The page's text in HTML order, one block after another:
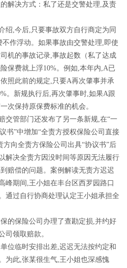
解决方式：私了还是交警处理,及责
绍,今后,只要事故双方自行商定为同
作浮动。如果事故由交警处理,即使
机的事故记录,事故起数（私了达成
保费就上浮10%。例如,本年内,A已
照此前的规定,只要A再次肇事并承
。新规执行后,再次肇事时,如果A跟
次保持原保费标准的机会。
交管部门还发布了另一条新规,在“一
书”中增加“全责方授权保险公司直接
方向全责方保险公司出具“协议书”后
解决全责方因没时间等原因无法履行
赔偿的问题。案例解读无责方迟迟
峰期间,王小姐在丰台区西罗园路口
通过自行协商处理认定王小姐承担全
的保险公司办理了查勘定损,并约好
司领取赔款。
位临时安排出差,迟迟无法按约定和
为此,张某很生气,王小姐也深感愧